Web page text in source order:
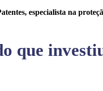
especialista na
que